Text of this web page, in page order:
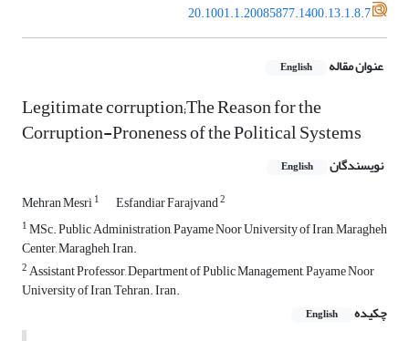
20.1001.1.20085877.1400.13.1.8.7
عنوان مقاله English
Legitimate corruption;The Reason for the
Corruption-Proneness of the Political Systems
نویسندگان English
Mehran Mesri1 Esfandiar Farajvand2
1MSc. Public Administration, Payame Noor University of Iran, Maragheh
Center, Maragheh, Iran.
2Assistant Professor, Department of Public Management, Payame Noor
University of Iran, Tehran. Iran.
چکیده
English